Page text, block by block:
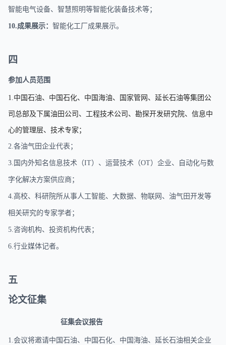
智能电气设备、智慧照明等智能化装备技术等；
10.成果展示： 智能化工厂成果展示。
四
参加人员范围
1.中国石油、中国石化、中国海油、国家管网、延长石油等集团公
司总部及下属油田公司、工程技术公司、勘探开发研究院、信息中
心的管理层、技术专家；
2.各油气田企业代表；
3.国内外知名信息技术（IT）、运营技术（OT）企业、自动化与数
字化解决方案供应商；
4.高校、科研院所从事人工智能、大数据、物联网、油气田开发等
相关研究的专家学者；
5.咨询机构、投资机构代表；
6.行业媒体记者。
五
论文征集
征集会议报告
1.会议将邀请中国石油、中国石化、中国海油、延长石油相关企业